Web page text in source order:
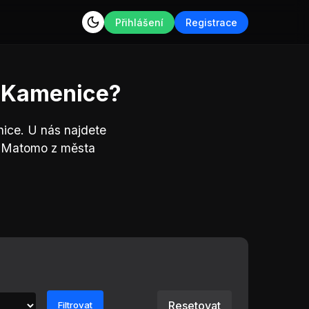
Přihlášení Registrace
U nás najdete
z města
Filtrovat Resetovat